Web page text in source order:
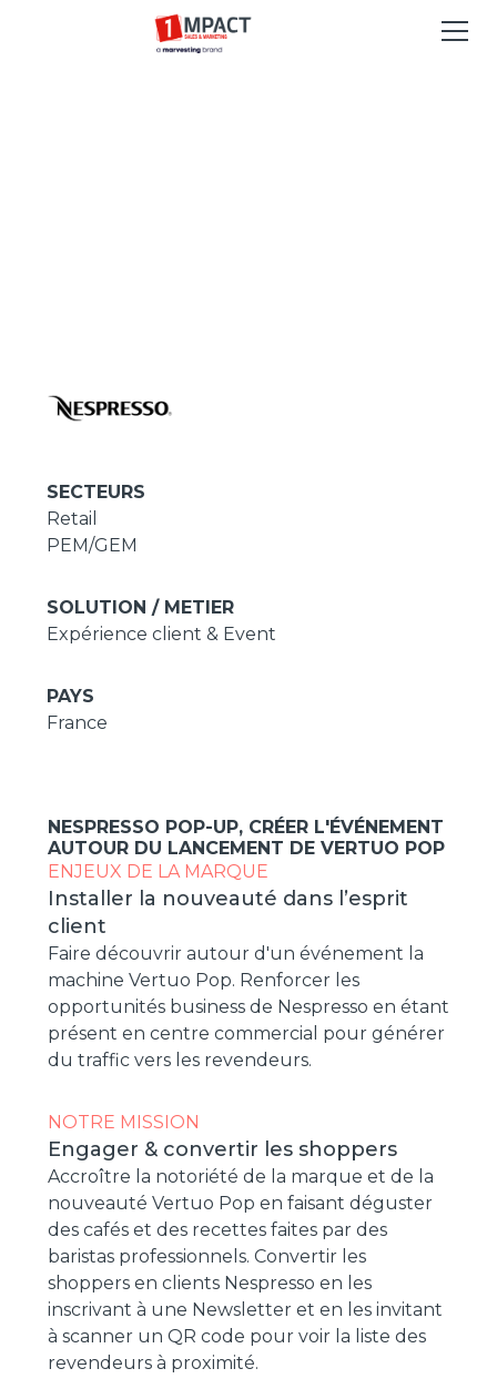
SECTEURS
Retail
PEM/GEM
SOLUTION / METIER
Expérience client & Event
PAYS
France
NESPRESSO POP-UP, CRÉER L'ÉVÉNEMENT
AUTOUR DU LANCEMENT DE VERTUO POP
ENJEUX DE LA MARQUE
Installer la nouveauté dans l’esprit
client
Faire découvrir autour d'un événement la
machine Vertuo Pop. Renforcer les
opportunités business de Nespresso en étant
présent en centre commercial pour générer
du traffic vers les revendeurs.
NOTRE MISSION
Engager & convertir les shoppers
Accroître la notoriété de la marque et de la
nouveauté Vertuo Pop en faisant déguster
des cafés et des recettes faites par des
baristas professionnels. Convertir les
shoppers en clients Nespresso en les
inscrivant à une Newsletter et en les invitant
à scanner un QR code pour voir la liste des
revendeurs à proximité.